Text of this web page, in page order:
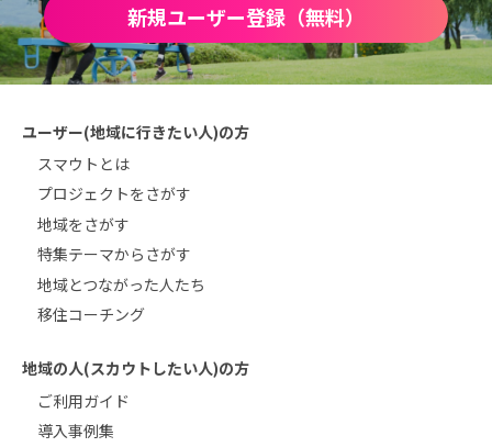
新規ユーザー登録（無料）
ユーザー(地域に行きたい人)の方
スマウトとは
プロジェクトをさがす
地域をさがす
特集テーマからさがす
地域とつながった人たち
移住コーチング
地域の人(スカウトしたい人)の方
ご利用ガイド
導入事例集